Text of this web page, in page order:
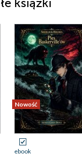
książki
Nowość
ebook